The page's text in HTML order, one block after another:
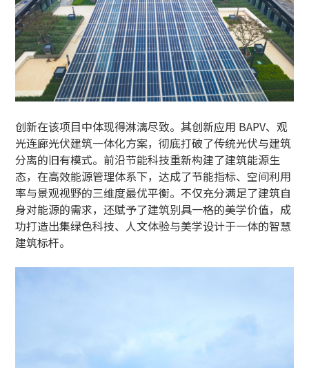
创新在该项目中体现得淋漓尽致。其创新应用 BAPV、观
光连廊光伏建筑一体化方案，彻底打破了传统光伏与建筑
分离的旧有模式。前沿节能科技重新构建了建筑能源生
态，在高效能源管理体系下，达成了节能指标、空间利用
率与景观视野的三维度最优平衡。不仅充分满足了建筑自
身对能源的需求，还赋予了建筑别具一格的美学价值，成
功打造出集绿色科技、人文体验与美学设计于一体的智慧
建筑标杆。